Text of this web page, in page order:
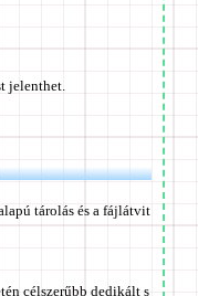
jelenthet.
tárolás és a fájlátvit
célszerűbb dedikált s